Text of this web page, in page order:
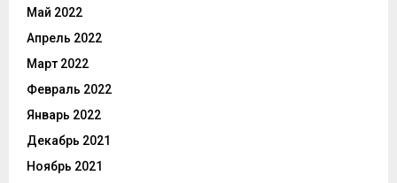
Май 2022
Апрель 2022
Март 2022
Февраль 2022
Январь 2022
Декабрь 2021
Ноябрь 2021